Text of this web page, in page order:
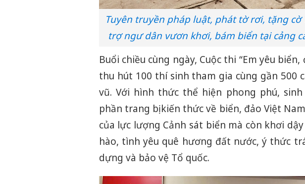
Tuyên truyền pháp luật, phát tờ rơi, tặng
trợ ngư dân vươn khơi, bám biển tại cảng
Buổi chiều cùng ngày, Cuộc thi “Em yêu
thu hút 100 thí sinh tham gia cùng gần 500
vũ. Với hình thức thể hiện phong phú,
phần trang bị kiến thức về biển, đảo Việt
của lực lượng Cảnh sát biển mà còn khơi
hào, tình yêu quê hương đất nước, ý thức
dựng và bảo vệ Tổ quốc.